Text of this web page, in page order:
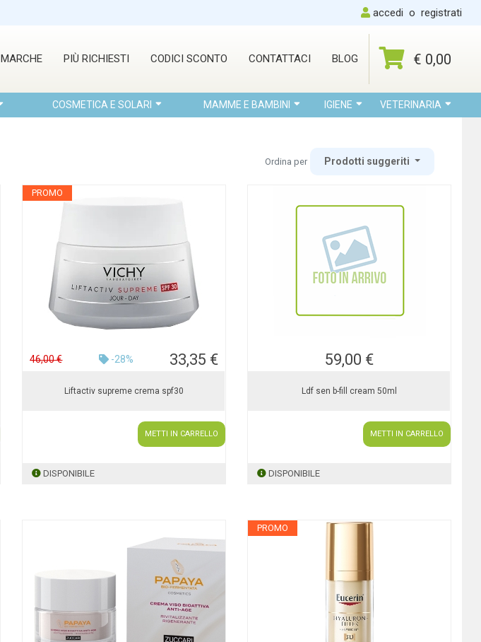
accedi o registrati
MARCHE PIÙ RICHIESTI CODICI SCONTO CONTATTACI BLOG € 0,00
COSMETICA E SOLARI MAMME E BAMBINI IGIENE VETERINARIA
Ordina per Prodotti suggeriti
PROMO
46,00 € -28% 33,35 €
Liftactiv supreme crema spf30
METTI IN CARRELLO
DISPONIBILE
59,00 €
Ldf sen b-fill cream 50ml
METTI IN CARRELLO
DISPONIBILE
PROMO